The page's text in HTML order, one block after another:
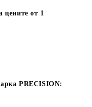
цените от 1
PRECISION: